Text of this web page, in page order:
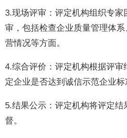
3.现场评审：评定机构组织专
审，包括检查企业质量管理体
营情况等方面。
4.综合评价：评定机构根据评
定企业是否达到诚信示范企业标
5.结果公示：评定机构将评定
督。